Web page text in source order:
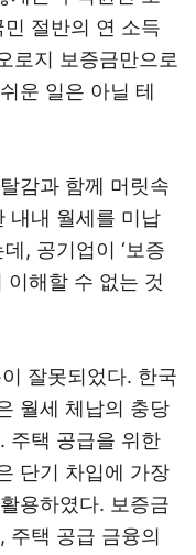
절반의 연 소득
로지 보증금만으로
운 일은 아닐 테
감과 함께 머릿속
내내 월세를 미납
, 공기업이 ‘보증
이해할 수 없는 것
잘못되었다. 한국
월세 체납의 충당
주택 공급을 위한
단기 차입에 가장
용하였다. 보증금
주택 공급 금융의